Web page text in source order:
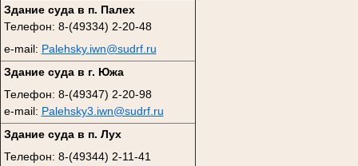
Здание суда в п. Палех
Телефон: 8-(49334) 2-20-48
e-mail: Palehsky.iwn@sudrf.ru
Здание суда в г. Южа
Телефон: 8-(49347) 2-20-98
e-mail: Palehsky3.iwn@sudrf.ru
Здание суда в п. Лух
Телефон: 8-(49344) 2-11-41